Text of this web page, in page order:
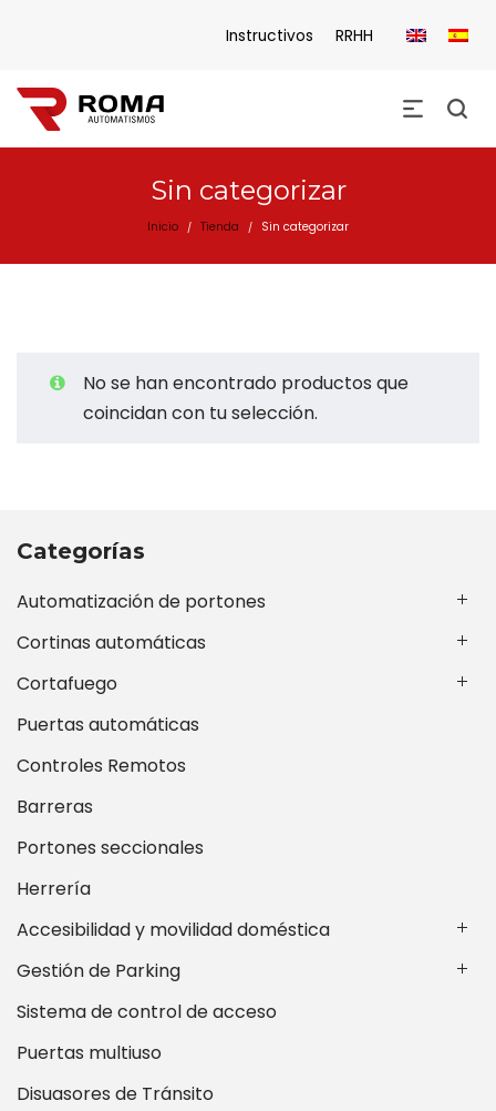
Instructivos RRHH
Sin categorizar
Inicio / Tienda / Sin categorizar
No se han encontrado productos que
coincidan con tu selección.
Categorías
Automatización de portones
Cortinas automáticas
Cortafuego
Puertas automáticas
Controles Remotos
Barreras
Portones seccionales
Herrería
Accesibilidad y movilidad doméstica
Gestión de Parking
Sistema de control de acceso
Puertas multiuso
Disuasores de Tránsito